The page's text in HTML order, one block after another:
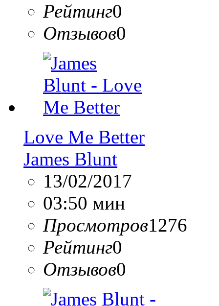
Рейтинг0
Отзывов0
Love Me Better
James Blunt
13/02/2017
03:50 мин
Просмотров1276
Рейтинг0
Отзывов0